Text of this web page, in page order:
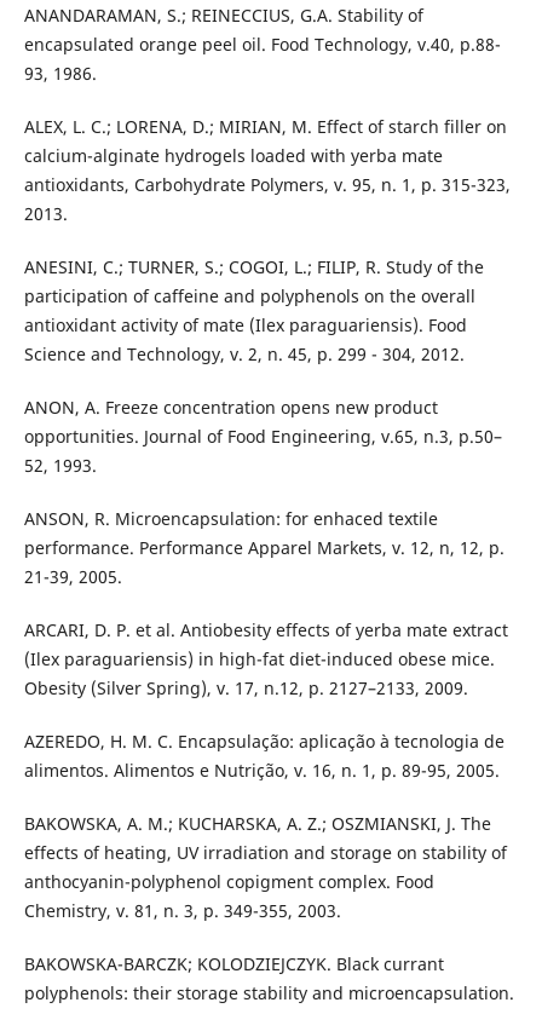
ANANDARAMAN, S.; REINECCIUS, G.A. Stability of
encapsulated orange peel oil. Food Technology, v.40, p.88-
93, 1986.
ALEX, L. C.; LORENA, D.; MIRIAN, M. Effect of starch filler on
calcium-alginate hydrogels loaded with yerba mate
antioxidants, Carbohydrate Polymers, v. 95, n. 1, p. 315-323,
2013.
ANESINI, C.; TURNER, S.; COGOI, L.; FILIP, R. Study of the
participation of caffeine and polyphenols on the overall
antioxidant activity of mate (Ilex paraguariensis). Food
Science and Technology, v. 2, n. 45, p. 299 - 304, 2012.
ANON, A. Freeze concentration opens new product
opportunities. Journal of Food Engineering, v.65, n.3, p.50–
52, 1993.
ANSON, R. Microencapsulation: for enhaced textile
performance. Performance Apparel Markets, v. 12, n, 12, p.
21-39, 2005.
ARCARI, D. P. et al. Antiobesity effects of yerba mate extract
(Ilex paraguariensis) in high-fat diet-induced obese mice.
Obesity (Silver Spring), v. 17, n.12, p. 2127–2133, 2009.
AZEREDO, H. M. C. Encapsulação: aplicação à tecnologia de
alimentos. Alimentos e Nutrição, v. 16, n. 1, p. 89-95, 2005.
BAKOWSKA, A. M.; KUCHARSKA, A. Z.; OSZMIANSKI, J. The
effects of heating, UV irradiation and storage on stability of
anthocyanin-polyphenol copigment complex. Food
Chemistry, v. 81, n. 3, p. 349-355, 2003.
BAKOWSKA-BARCZK; KOLODZIEJCZYK. Black currant
polyphenols: their storage stability and microencapsulation.